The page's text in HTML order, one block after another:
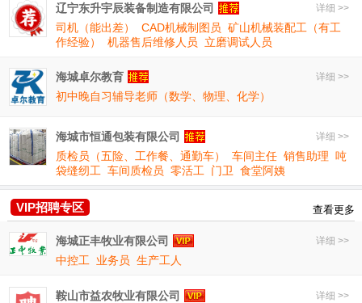
详细 >>
辽宁东升宇辰装备制造有限公司
司机（能出差）
CAD机械制图员 矿山机械装配工（有工
作经验）
机器售后维修人员 立磨调试人员
详细 >>
海城卓尔教育
初中晚自习辅导老师（数学、物理、化学）
详细 >>
海城市恒通包装有限公司
质检员（五险、工作餐、通勤车）
车间主任 销售助理 吨
袋缝纫工 车间质检员 零活工 门卫 食堂阿姨
查看更多
VIP招聘专区
详细 >>
海城正丰牧业有限公司
中控工 业务员 生产工人
详细 >>
鞍山市益农牧业有限公司